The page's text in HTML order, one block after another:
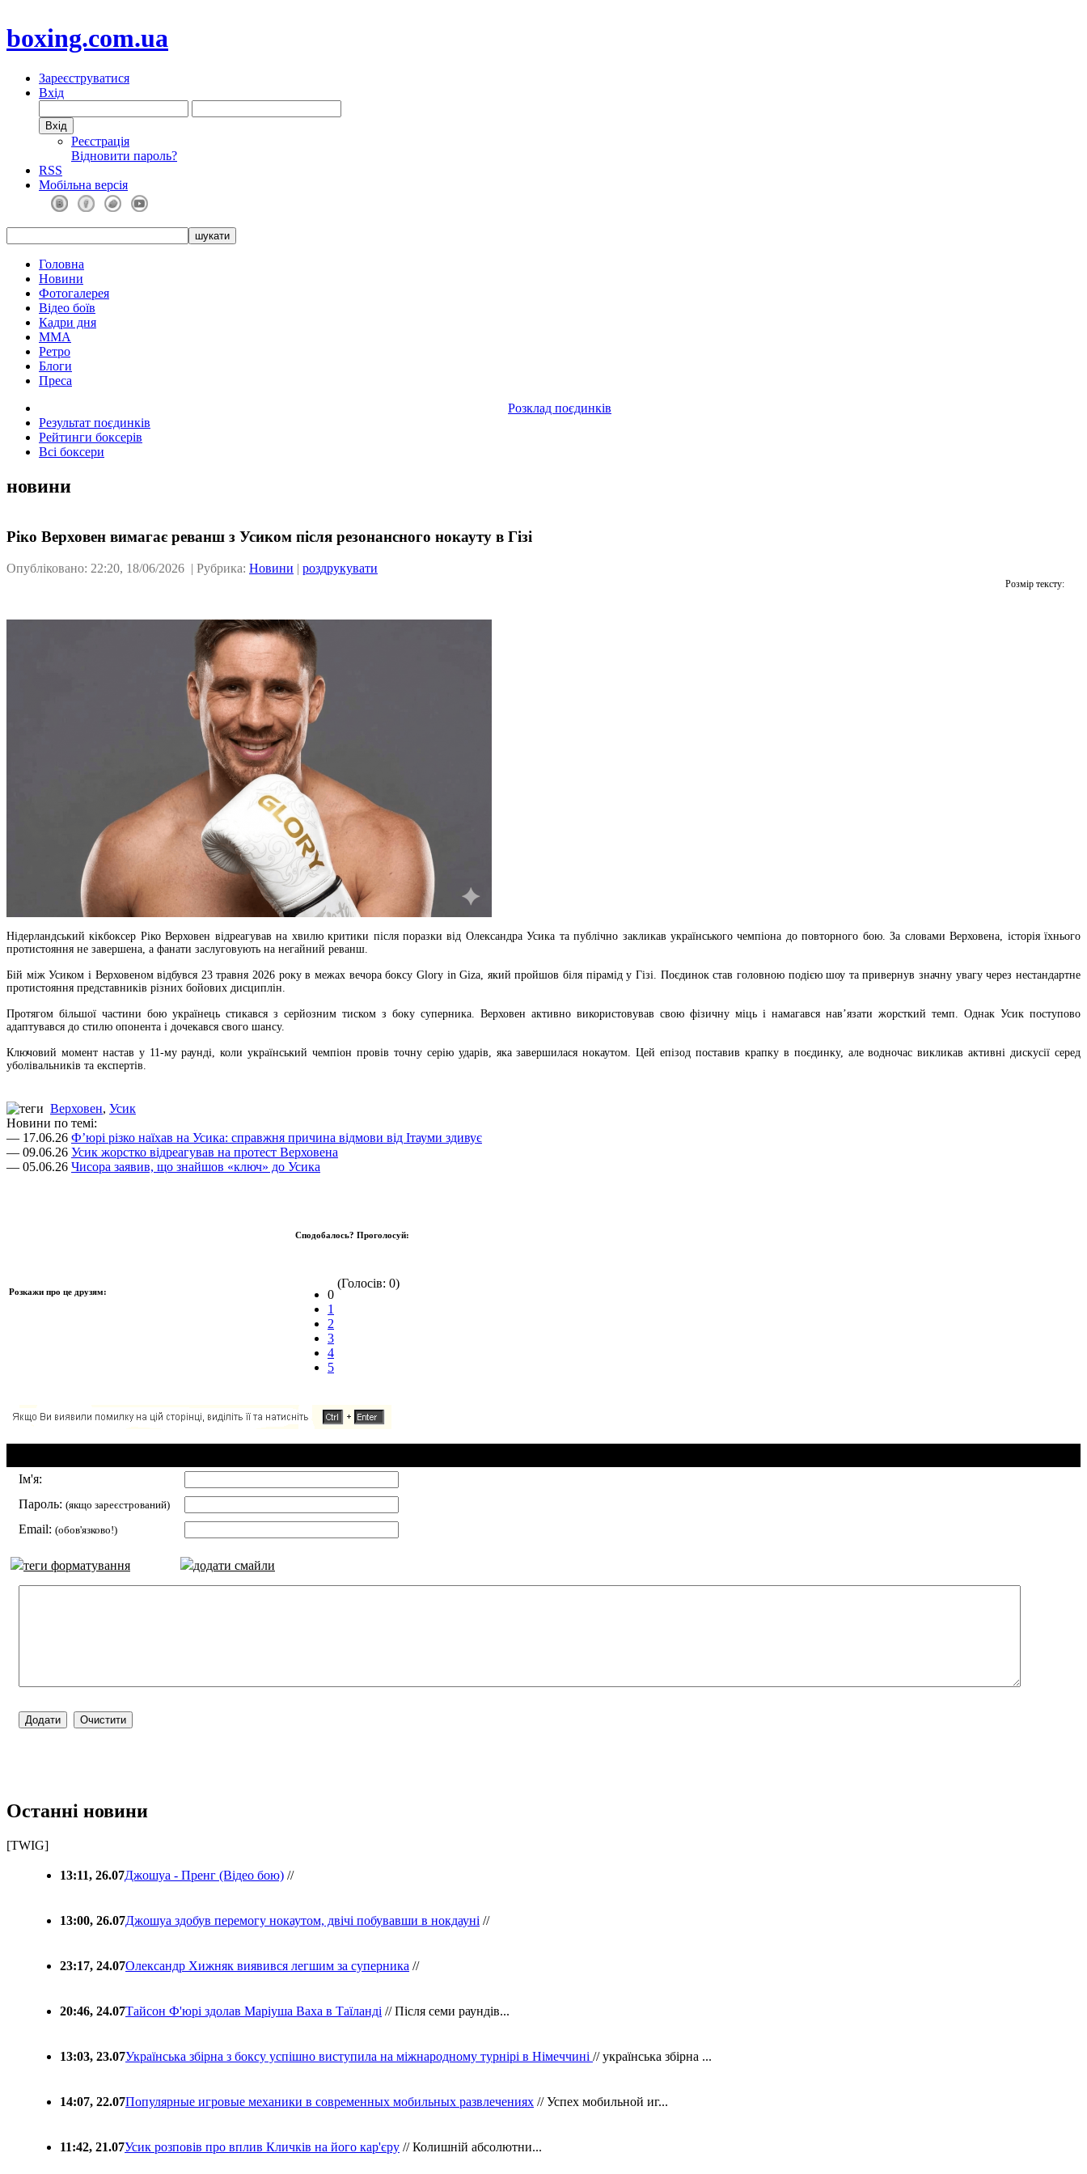
boxing.com.ua
Зареєструватися
Вхід
Реєстрація
Відновити пароль?
RSS
Мобільна версія
Головна
Новини
Фотогалерея
Відео боїв
Кадри дня
ММА
Ретро
Блоги
Преса
Розклад поєдинків
Результат поєдинків
Рейтинги боксерів
Всі боксери
новини
Ріко Верховен вимагає реванш з Усиком після резонансного нокауту в Гізі
Опубліковано: 22:20, 18/06/2026 | Рубрика: Новини | роздрукувати
Розмір тексту:
Нідерландський кікбоксер Ріко Верховен відреагував на хвилю критики після поразки від Олександра Усика та публічно закликав українського чемпіона до повторного бою. За словами Верховена, історія їхнього
протистояння не завершена, а фанати заслуговують на негайний реванш.
Бій між Усиком і Верховеном відбувся 23 травня 2026 року в межах вечора боксу Glory in Giza, який пройшов біля пірамід у Гізі. Поєдинок став головною подією шоу та привернув значну увагу через нестандартне
протистояння представників різних бойових дисциплін.
Протягом більшої частини бою українець стикався з серйозним тиском з боку суперника. Верховен активно використовував свою фізичну міць і намагався нав’язати жорсткий темп. Однак Усик поступово
адаптувався до стилю опонента і дочекався свого шансу.
Ключовий момент настав у 11-му раунді, коли український чемпіон провів точну серію ударів, яка завершилася нокаутом. Цей епізод поставив крапку в поєдинку, але водночас викликав активні дискусії серед
уболівальників та експертів.
Верховен, Усик
Новини по темі:
— 17.06.26 Ф’юрі різко наїхав на Усика: справжня причина відмови від Ітауми здивує
— 09.06.26 Усик жорстко відреагував на протест Верховена
— 05.06.26 Чисора заявив, що знайшов «ключ» до Усика
Розкажи про це друзям:
Сподобалось? Проголосуй:
0
1
2
3
4
5
(Голосів: 0)
Ім'я:
Пароль: (якщо зареєстрований)
Email: (обов'язково!)
теги форматування додати смайли
Останні новини
[TWIG]
13:11, 26.07Джошуа - Пренг (Відео бою) //
13:00, 26.07Джошуа здобув перемогу нокаутом, двічі побувавши в нокдауні //
23:17, 24.07Олександр Хижняк виявився легшим за суперника //
20:46, 24.07Тайсон Ф'юрі здолав Маріуша Ваха в Таїланді // Після семи раундів...
13:03, 23.07Українська збірна з боксу успішно виступила на міжнародному турнірі в Німеччині // українська збірна ...
14:07, 22.07Популярные игровые механики в современных мобильных развлечениях // Успех мобильной иг...
11:42, 21.07Усик розповів про вплив Кличків на його кар'єру // Колишній абсолютни...